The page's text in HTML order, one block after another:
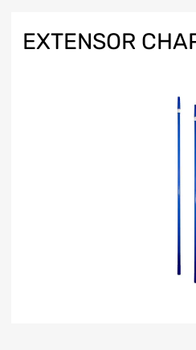
EXTENSOR